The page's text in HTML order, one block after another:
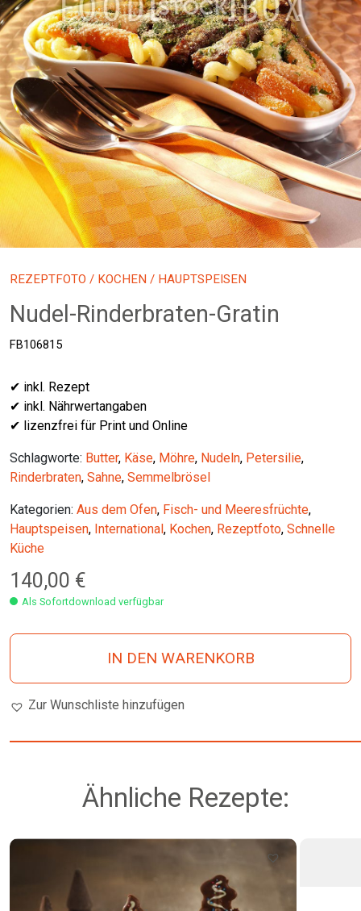
REZEPTFOTO / KOCHEN / HAUPTSPEISEN
Nudel-Rinderbraten-Gratin
FB106815
✔ inkl. Rezept
✔ inkl. Nährwertangaben
✔ lizenzfrei für Print und Online
Schlagworte: Butter, Käse, Möhre, Nudeln, Petersilie,
Rinderbraten, Sahne, Semmelbrösel
Kategorien: Aus dem Ofen, Fisch- und Meeresfrüchte,
Hauptspeisen, International , Kochen, Rezeptfoto, Schnelle
Küche
140,00 €
Als Sofortdownload verfügbar
IN DEN WARENKORB
Zur Wunschliste hinzufügen
Ähnliche Rezepte: